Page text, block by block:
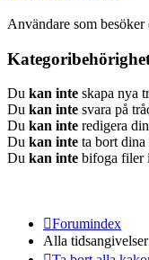
Användare som
Du kan inte skapa nya
Du kan inte svara på
Du kan inte redigera
Du kan inte ta bort
Du kan inte bifoga filer
Forumindex
Alla